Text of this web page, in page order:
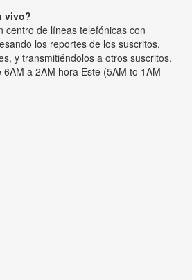
vivo?
centro de líneas telefónicas con
los reportes de los suscritos,
y transmitiéndolos a otros suscritos.
a 2AM hora Este (5AM to 1AM